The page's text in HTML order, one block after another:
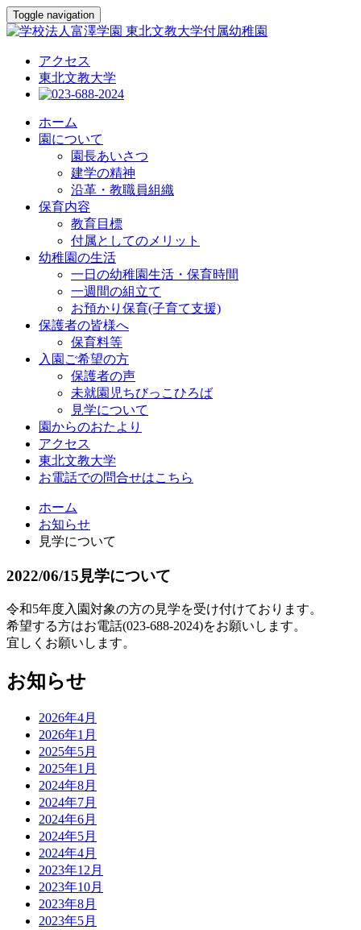
Toggle navigation
アクセス
東北文教大学
ホーム
園について
園長あいさつ
建学の精神
沿革・教職員組織
保育内容
教育目標
付属としてのメリット
幼稚園の生活
一日の幼稚園生活・保育時間
一週間の組立て
お預かり保育(子育て支援)
保護者の皆様へ
保育料等
入園ご希望の方
保護者の声
未就園児ちびっこひろば
見学について
園からのおたより
アクセス
東北文教大学
お電話での問合せはこちら
ホーム
お知らせ
見学について
2022/06/15 見学について
令和5年度入園対象の方の見学を受け付けております。
希望する方はお電話(023-688-2024)をお願いします。
宜しくお願いします。
お知らせ
2026年4月
2026年1月
2025年5月
2025年1月
2024年8月
2024年7月
2024年6月
2024年5月
2024年4月
2023年12月
2023年10月
2023年8月
2023年5月